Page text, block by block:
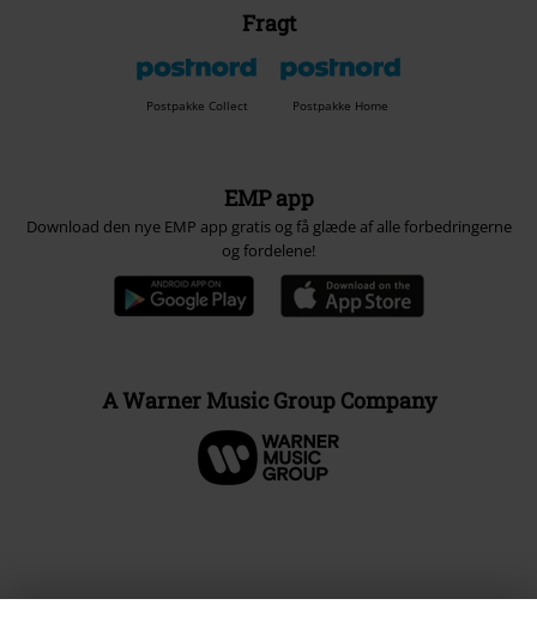
Fragt
Postpakke Collect Postpakke Home
EMP app
Download den nye EMP app gratis og få glæde af alle forbedringerne
og fordelene!
A Warner Music Group Company